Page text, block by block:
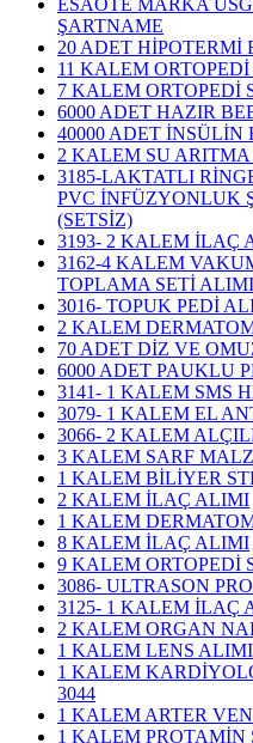
ŞARTNAME
20 ADET
11 KALEM
7 KALEM ORTOPEDİ
6000 ADET HAZIR
40000 ADET İNSÜLİN
2 KALEM SU
3185-LAKTATLI
PVC İNFÜZYONLUK
(SETSİZ)
3193- 2 KALEM İLAÇ
3162-4 KALEM
TOPLAMA SETİ ALIMI
3016- TOPUK PEDİ
2 KALEM
70 ADET DİZ VE
6000 ADET PAUKLU
3141- 1 KALEM SMS
3079- 1 KALEM EL
3066- 2 KALEM
3 KALEM SARF
1 KALEM BİLİYER
2 KALEM İLAÇ ALIMI
1 KALEM
8 KALEM İLAÇ ALIMI
9 KALEM ORTOPEDİ
3086- ULTRASON
3125- 1 KALEM İLAÇ
2 KALEM ORGAN
1 KALEM LENS
1 KALEM
3044
1 KALEM ARTER
1 KALEM PROTAMİN